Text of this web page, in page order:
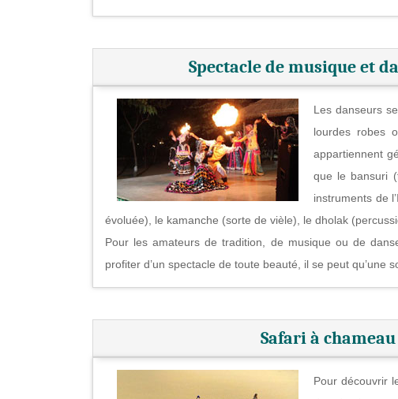
Spectacle de musique et
Les danseurs
lourdes robes
appartiennent
que le bansuri
instruments de
évoluée), le kamanche (sorte de vièle), le dholak
Pour les amateurs de tradition, de musique ou de
profiter d’un spectacle de toute beauté, il se peut
Safari à
Pour découvrir